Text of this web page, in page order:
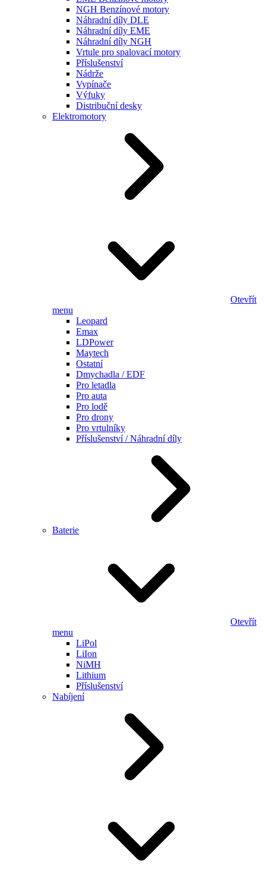
NGH Benzínové motory
Náhradní díly DLE
Náhradní díly EME
Náhradní díly NGH
Vrtule pro spalovací motory
Příslušenství
Nádrže
Vypínače
Výfuky
Distribuční desky
Elektromotory
Otevřít
menu
Leopard
Emax
LDPower
Maytech
Ostatní
Dmychadla / EDF
Pro letadla
Pro auta
Pro lodě
Pro drony
Pro vrtulníky
Příslušenství / Náhradní díly
Baterie
Otevřít
menu
LiPol
LiIon
NiMH
Lithium
Příslušenství
Nabíjení